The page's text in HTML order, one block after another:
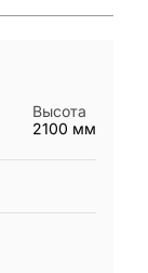
Высота
2100 мм